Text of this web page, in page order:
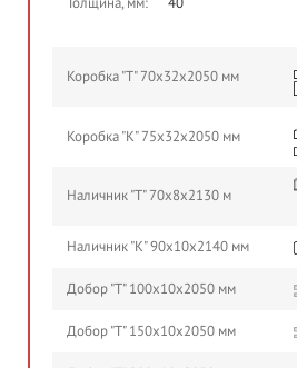
Толщина, мм: 40
Коробка "Т" 70х32х2050 мм
Коробка "К" 75х32х2050 мм
Наличник "Т" 70х8х2130 м
Наличник "К" 90х10х2140 мм
Добор "Т" 100х10х2050 мм
Добор "Т" 150х10х2050 мм